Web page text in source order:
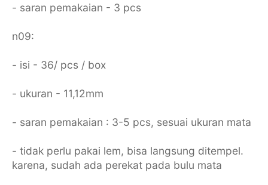
- saran pemakaian - 3 pcs
n09:
- isi - 36/ pcs / box
- ukuran - 11,12mm
- saran pemakaian : 3-5 pcs, sesuai ukuran mata
- tidak perlu pakai lem, bisa langsung ditempel.
karena, sudah ada perekat pada bulu mata